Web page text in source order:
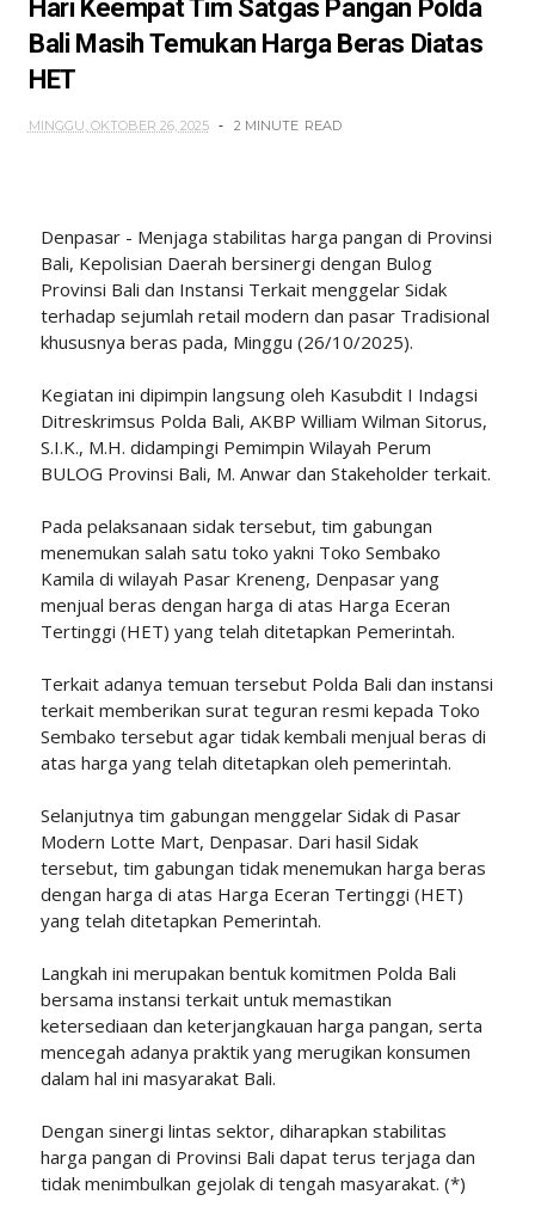
Hari Keempat Tim Satgas Pangan Polda
Bali Masih Temukan Harga Beras Diatas
HET
MINGGU, OKTOBER 26, 2025 2 MINUTE READ
Denpasar - Menjaga stabilitas harga pangan di Provinsi
Bali, Kepolisian Daerah bersinergi dengan Bulog
Provinsi Bali dan Instansi Terkait menggelar Sidak
terhadap sejumlah retail modern dan pasar Tradisional
khususnya beras pada, Minggu (26/10/2025).
Kegiatan ini dipimpin langsung oleh Kasubdit I Indagsi
Ditreskrimsus Polda Bali, AKBP William Wilman Sitorus,
S.I.K., M.H. didampingi Pemimpin Wilayah Perum
BULOG Provinsi Bali, M. Anwar dan Stakeholder terkait.
Pada pelaksanaan sidak tersebut, tim gabungan
menemukan salah satu toko yakni Toko Sembako
Kamila di wilayah Pasar Kreneng, Denpasar yang
menjual beras dengan harga di atas Harga Eceran
Tertinggi (HET) yang telah ditetapkan Pemerintah.
Terkait adanya temuan tersebut Polda Bali dan instansi
terkait memberikan surat teguran resmi kepada Toko
Sembako tersebut agar tidak kembali menjual beras di
atas harga yang telah ditetapkan oleh pemerintah.
Selanjutnya tim gabungan menggelar Sidak di Pasar
Modern Lotte Mart, Denpasar. Dari hasil Sidak
tersebut, tim gabungan tidak menemukan harga beras
dengan harga di atas Harga Eceran Tertinggi (HET)
yang telah ditetapkan Pemerintah.
Langkah ini merupakan bentuk komitmen Polda Bali
bersama instansi terkait untuk memastikan
ketersediaan dan keterjangkauan harga pangan, serta
mencegah adanya praktik yang merugikan konsumen
dalam hal ini masyarakat Bali.
Dengan sinergi lintas sektor, diharapkan stabilitas
harga pangan di Provinsi Bali dapat terus terjaga dan
tidak menimbulkan gejolak di tengah masyarakat. (*)